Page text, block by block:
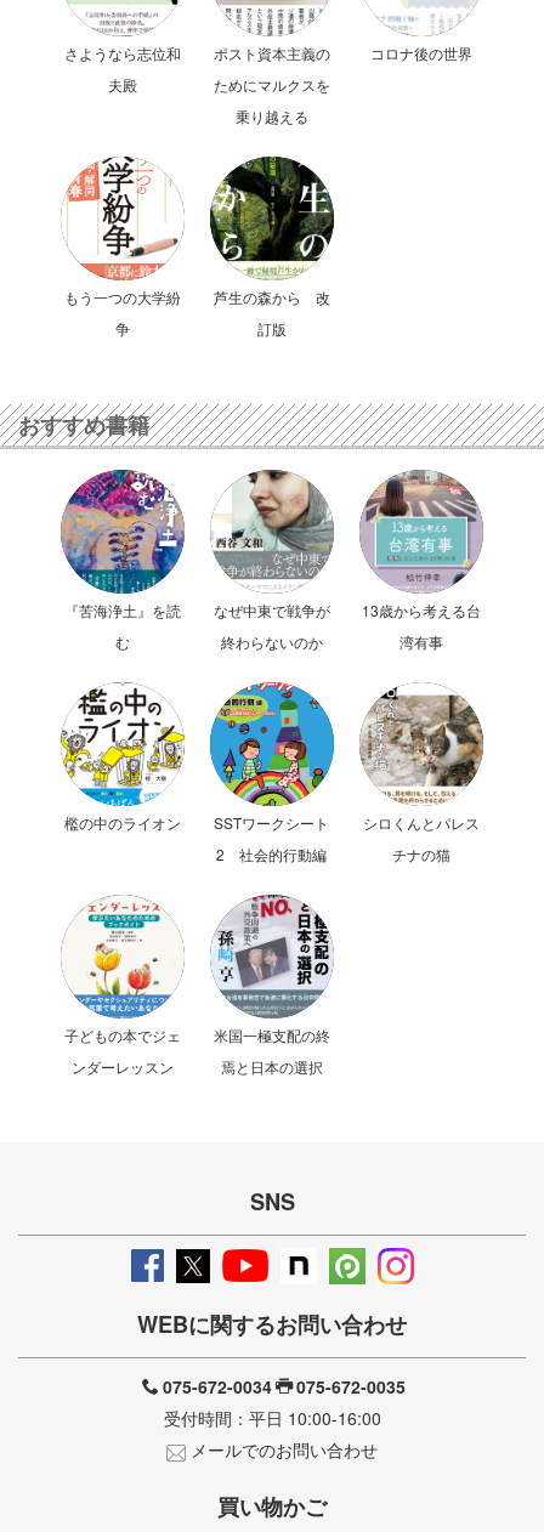
さようなら志位和
夫殿
ポスト資本主義の
ためにマルクスを
乗り越える
コロナ後の世界
もう一つの大学紛
争
芦生の森から 改
訂版
おすすめ書籍
『苦海浄土』を読
む
なぜ中東で戦争が
終わらないのか
13歳から考える台
湾有事
檻の中のライオン
SSTワークシート
2 社会的行動編
シロくんとパレス
チナの猫
子どもの本でジェ
ンダーレッスン
米国一極支配の終
焉と日本の選択
SNS
WEBに関するお問い合わせ
075-672-0034
075-672-0035
受付時間：平日 10:00-16:00
メールでのお問い合わせ
買い物かご